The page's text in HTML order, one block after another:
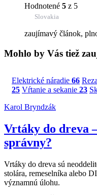
Hodnotené 5 z 5
Slovakia
zaujímavý článok,
Mohlo by Vás tiež
Elektrické náradie 66
25 Vŕtanie a sekanie 23
Karol Bryndzák
Vrtáky do dreva
správny?
Vrtáky do dreva sú
stolára, remeselníka alebo
významnú úlohu.